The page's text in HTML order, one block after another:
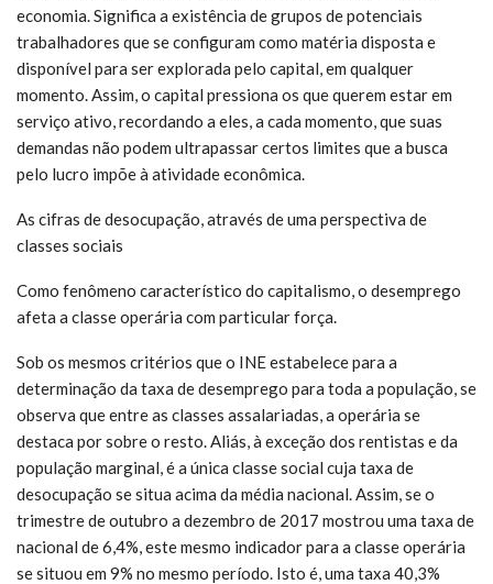
economia. Significa a existência de grupos de potenciais
trabalhadores que se configuram como matéria disposta e
disponível para ser explorada pelo capital, em qualquer
momento. Assim, o capital pressiona os que querem estar em
serviço ativo, recordando a eles, a cada momento, que suas
demandas não podem ultrapassar certos limites que a busca
pelo lucro impõe à atividade econômica.
As cifras de desocupação, através de uma perspectiva de
classes sociais
Como fenômeno característico do capitalismo, o desemprego
afeta a classe operária com particular força.
Sob os mesmos critérios que o INE estabelece para a
determinação da taxa de desemprego para toda a população, se
observa que entre as classes assalariadas, a operária se
destaca por sobre o resto. Aliás, à exceção dos rentistas e da
população marginal, é a única classe social cuja taxa de
desocupação se situa acima da média nacional. Assim, se o
trimestre de outubro a dezembro de 2017 mostrou uma taxa de
nacional de 6,4%, este mesmo indicador para a classe operária
se situou em 9% no mesmo período. Isto é, uma taxa 40,3%